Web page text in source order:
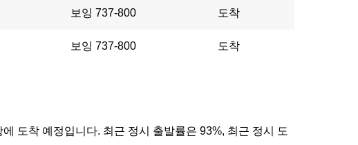
보잉 737-800 도착
보잉 737-800 도착
도착 예정입니다. 최근 정시 출발률은 93%, 최근 정시 도